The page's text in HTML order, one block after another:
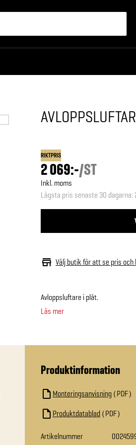
RIKTPRIS
2 069:-/ST
Inkl. moms
Lägsta pris senaste 30 dagarna:
Välj butik för att se pris och
Avloppsluftare i plåt.
Läs mer
Produktinformation
Monteringsanvisning PDF
Produktdatablad PDF
Artikelnummer